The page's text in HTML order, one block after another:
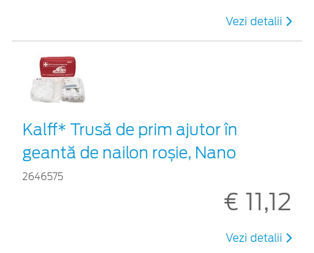
Vezi detalii
Kalff* Trusă de prim ajutor în
geantă de nailon roșie, Nano
2646575
€ 11,12
Vezi detalii